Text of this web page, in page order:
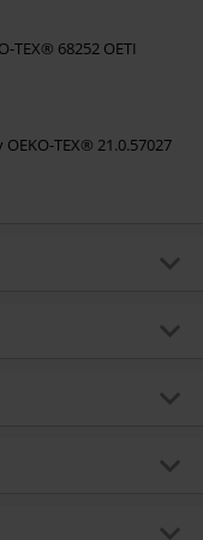
TEX® 68252 OETI
TEX® 21.0.57027